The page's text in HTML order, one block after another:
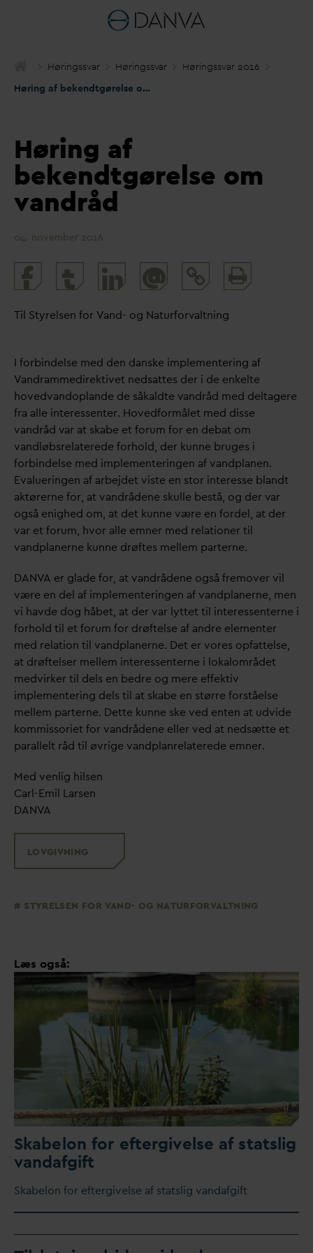
Høringssvar Høringssvar Høringssvar 2016
Høring af bekendtgørelse om
Høring af
bekendtgørelse om
vandråd
04. november 2016
@
and
Til Styrelsen for Vand- og Naturforvaltning
I forbindelse med den danske implementering af
Vandrammedirektivet nedsattes der i de enkelte
hovedvandoplande de såkaldte vandråd med deltagere
fra alle interessenter. Hovedformålet med disse
vandråd var at skabe et forum for en debat om
vandløbsrelaterede forhold, der kunne bruges i
forbindelse med implementeringen af vandplanen.
Evalueringen af arbejdet viste en stor interesse blandt
aktørerne for, at vandrådene skulle bestå, og der var
også enighed om, at det kunne være en fordel, at der
var et forum, hvor alle emner med relationer til
vandplanerne kunne drøftes mellem parterne.
DANVA er glade for, at vandrådene også fremover vil
være en del af implementeringen af vandplanerne, men
vi havde dog håbet, at der var lyttet til interessenterne i
forhold til et forum for drøftelse af andre elementer
med relation til vandplanerne. Det er vores opfattelse,
at drøftelser mellem interessenterne i lokalområdet
medvirker til dels en bedre og mere effektiv
implementering dels til at skabe en større forståelse
mellem parterne. Dette kunne ske ved enten at udvide
kommissoriet for vandrådene eller ved at nedsætte et
parallelt råd til øvrige vandplanrelaterede emner.
Med venlig hilsen
Carl-Emil Larsen
DANVA
LOVGIVNING
STYRELSEN FOR VAND- OG NATURFORVALTNING
Læs også:
Skabelon for eftergivelse af statslig
vandafgift
Skabelon for eftergivelse af statslig vandafgift